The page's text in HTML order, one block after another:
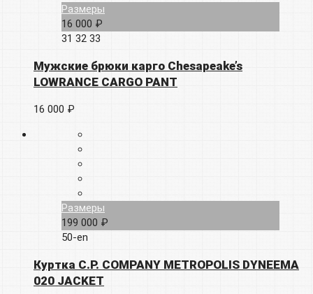
Размеры
16 000 ₽
31 32 33
Мужские брюки карго Chesapeake’s
LOWRANCE CARGO PANT
16 000 ₽
Размеры
199 000 ₽
50-en
Куртка C.P. COMPANY METROPOLIS DYNEEMA
020 JACKET